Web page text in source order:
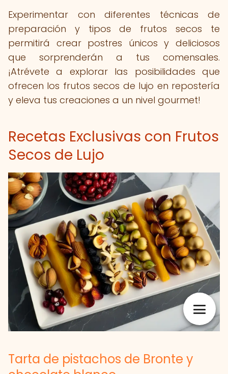
Experimentar con diferentes técnicas de
preparación y tipos de frutos secos te
permitirá crear postres únicos y deliciosos
que sorprenderán a tus comensales.
¡Atrévete a explorar las posibilidades que
ofrecen los frutos secos de lujo en repostería
y eleva tus creaciones a un nivel gourmet!
Recetas Exclusivas con Frutos
Secos de Lujo
Tarta de pistachos de Bronte y